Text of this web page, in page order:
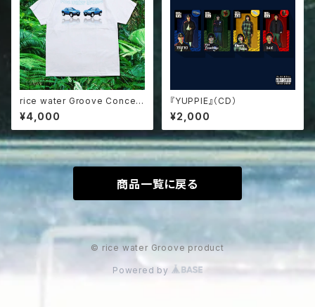
rice water Groove Concep
t Car Tee
¥4,000
『YUPPIE』（CD）
¥2,000
商品一覧に戻る
© rice water Groove product
Powered by